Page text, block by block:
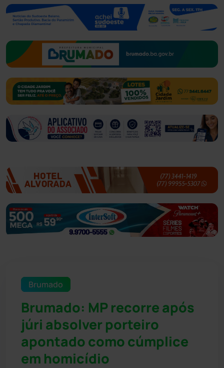
Brumado
Brumado: MP recorre após
júri absolver porteiro
apontado como cúmplice
em homicídio